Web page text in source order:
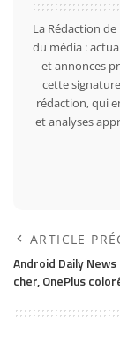
La Rédaction
du média :
et annonces
cette
rédaction, qui
et analyses
ARTICLE
Android Daily News
cher, OnePlus